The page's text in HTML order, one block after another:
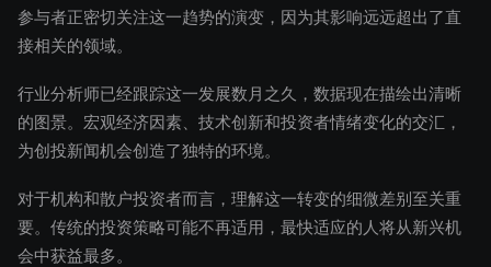
参与者正密切关注这一趋势的演变，因为其影响远远超出了直
接相关的领域。
行业分析师已经跟踪这一发展数月之久，数据现在描绘出清晰
的图景。宏观经济因素、技术创新和投资者情绪变化的交汇，
为创投新闻机会创造了独特的环境。
对于机构和散户投资者而言，理解这一转变的细微差别至关重
要。传统的投资策略可能不再适用，最快适应的人将从新兴机
会中获益最多。